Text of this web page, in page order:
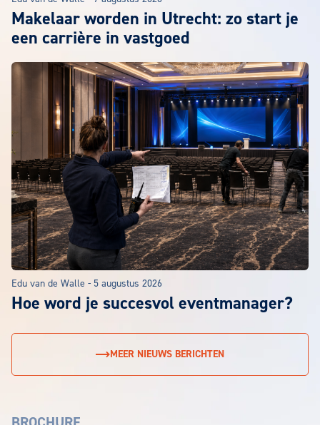
Makelaar worden in Utrecht: zo start je
een carrière in vastgoed
Edu van de Walle - 5 augustus 2026
Hoe word je succesvol eventmanager?
MEER NIEUWS BERICHTEN